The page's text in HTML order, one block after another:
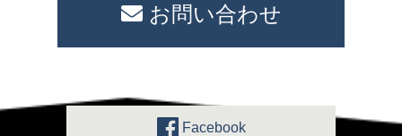
お問い合わせ
Facebook